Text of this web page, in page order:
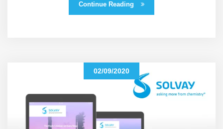
Continue Reading
02/09/2020